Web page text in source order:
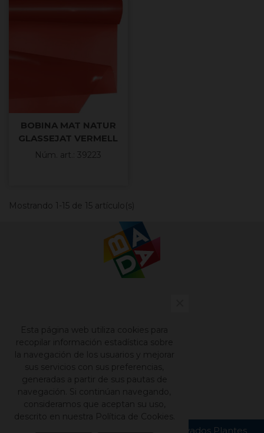
BOBINA MAT NATUR
GLASSEJAT VERMELL
69x50mt
Núm. art.: 39223
Mostrando 1-15 de 15 artículo(s)
Aviso legal
Política de privacidad
Política de cookies
Copyright © Todos los derechos reservados Plantes
Esta página web utiliza cookies para
recopilar información estadística sobre
la navegación de los usuarios y mejorar
sus servicios con sus preferencias,
generadas a partir de sus pautas de
navegación. Si continúan navegando,
consideramos que aceptan su uso,
descrito en nuestra Política de Cookies.